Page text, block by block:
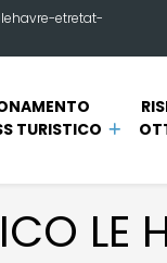
etretat-
TURISTICO
LE